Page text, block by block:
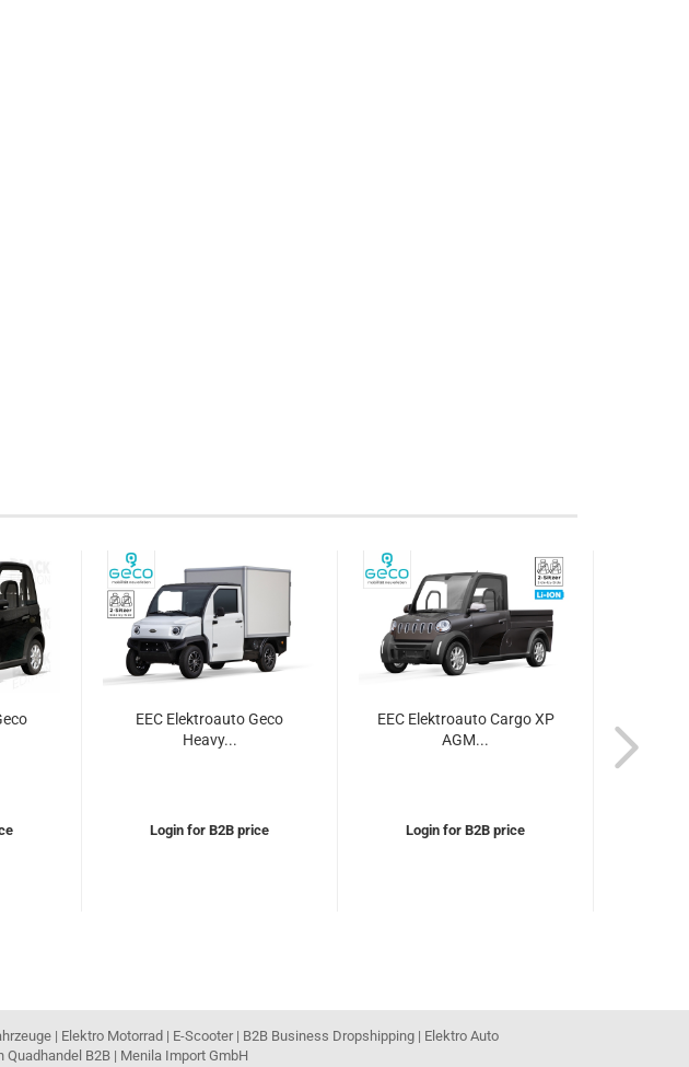
EEC Elektroauto Geco
Heavy...
Login for B2B price
EEC Elektroauto Cargo XP
AGM...
Login for B2B price
| Elektro Motorrad | E-Scooter | B2B Business Dropshipping | Elektro Auto
Quadhandel B2B | Menila Import GmbH